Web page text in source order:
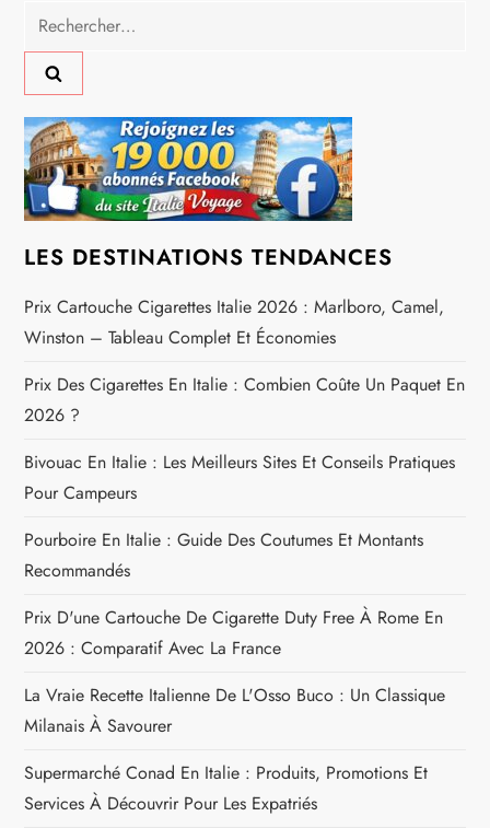
a
t
i
o
n
d
e
l
’
a
r
t
i
c
l
e
Rechercher :
LES DESTINATIONS TENDANCES
Prix Cartouche Cigarettes Italie 2026 : Marlboro, Camel,
Winston – Tableau Complet Et Économies
Prix Des Cigarettes En Italie : Combien Coûte Un Paquet En
2026 ?
Bivouac En Italie : Les Meilleurs Sites Et Conseils Pratiques
Pour Campeurs
Pourboire En Italie : Guide Des Coutumes Et Montants
Recommandés
Prix D'une Cartouche De Cigarette Duty Free À Rome En
2026 : Comparatif Avec La France
La Vraie Recette Italienne De L'Osso Buco : Un Classique
Milanais À Savourer
Supermarché Conad En Italie : Produits, Promotions Et
Services À Découvrir Pour Les Expatriés